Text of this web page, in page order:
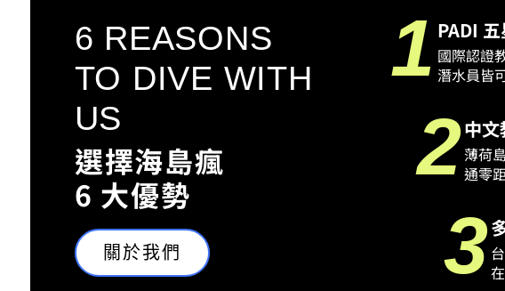
ISLANDS
探索海島的心跳
6 REASONS
TO DIVE WITH
US
選擇海島瘋
6 大優勢
關於我們
1 PADI
國際認證
潛水員皆
2中
薄荷
通零
3